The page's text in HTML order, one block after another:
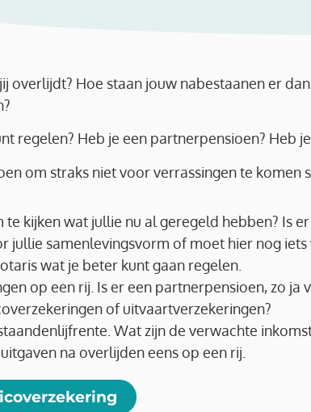
overlijdt? Hoe staan jouw nabestaanen er
regelen? Heb je een partnerpensioen? Heb
om straks niet voor verrassingen te komen
te kijken wat jullie nu al geregeld hebben? Is
jullie samenlevingsvorm of moet hier nog
wat je beter kunt gaan regelen.
op een rij. Is er een partnerpensioen, zo ja
of uitvaartverzekeringen?
Wat zijn de verwachte
na overlijden eens op een rij.